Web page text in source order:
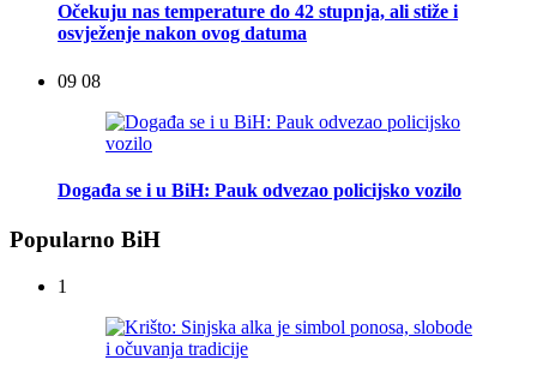
Očekuju nas temperature do 42 stupnja, ali stiže i
osvježenje nakon ovog datuma
09 08
Događa se i u BiH: Pauk odvezao policijsko vozilo
Popularno BiH
1